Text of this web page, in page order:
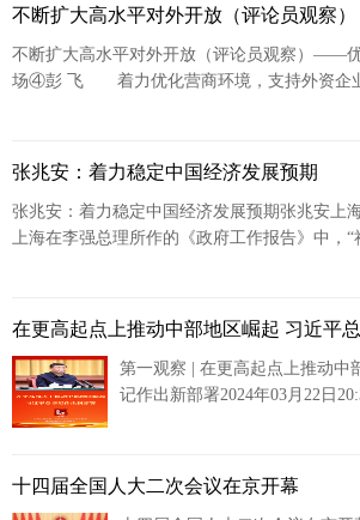
不断扩大高水平对外开放（评论员观察）
不断扩大高水平对外开放（评论员观察）——
场④彭 飞 着力优化营商环境，支持外资企
张兆安：着力稳定中国经济发展预期
张兆安：着力稳定中国经济发展预期张兆安上
上海在李强总理所作的《政府工作报告》中，“
在更高起点上推动中部地区崛起 习近平
第一观察 | 在更高起点上推动中
记作出新部署2024年03月22日
十四届全国人大二次会议在京开幕